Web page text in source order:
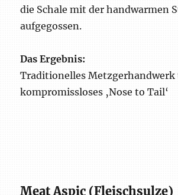
die Schale mit der handwarmen
aufgegossen.
Das Ergebnis:
Traditionelles
kompromissloses ‚Nose to Tail‘
Meat Aspic (Fleischsulze)